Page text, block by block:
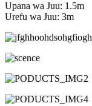
Upana wa Juu: 1.5m
Urefu wa Juu: 3m